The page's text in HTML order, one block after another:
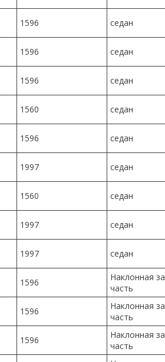
1596 седан
1596 седан
1596 седан
1560 седан
1596 седан
1997 седан
1560 седан
1997 седан
1997 седан
1596
Наклонная
часть
1596
Наклонная
часть
1596
Наклонная
часть